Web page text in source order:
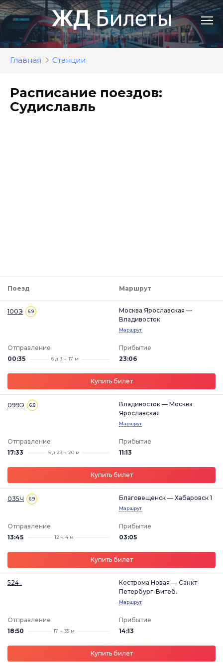
Перейти
к
контенту
Главная Станции
Расписание поездов:
Судиславль
Поезд Маршрут
100Э 6.9
Москва Ярославская —
Владивосток
Маршрут
Отправление
00:35
6 д 3 ч 17 м
Прибытие
23:06
Купить билет
099Э 6.8
Владивосток — Москва
Ярославская
Маршрут
Отправление
17:33
5 д 23 ч 20 м
Прибытие
11:13
Купить билет
035Ч 6.9 Благовещенск — Хабаровск 1
Маршрут
Отправление
13:45
12 ч 4 м
Прибытие
03:05
Купить билет
524_
Кострома Новая — Санкт-
Петербург-Витеб.
Маршрут
Отправление
18:50
17 ч 35 м
Прибытие
14:13
Купить билет